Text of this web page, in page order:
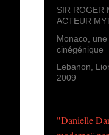
SIR ROGER
ACTEUR
Monaco,
cinégénique
Lebanon,
2009
"Danielle